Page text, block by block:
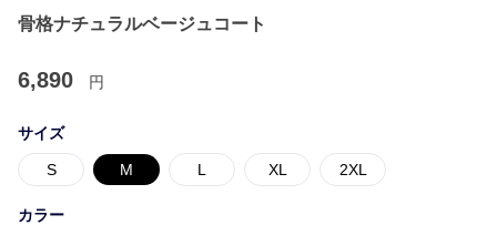
骨格ナチュラルベージュコート
6,890 円
サイズ
S M L XL 2XL
カラー